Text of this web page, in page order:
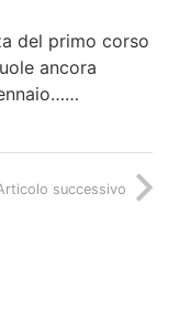
del primo corso
ancora
successivo